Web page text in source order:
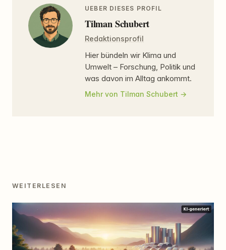
UEBER DIESES PROFIL
Tilman Schubert
Redaktionsprofil
Hier bündeln wir Klima und
Umwelt – Forschung, Politik und
was davon im Alltag ankommt.
Mehr von Tilman Schubert
WEITERLESEN